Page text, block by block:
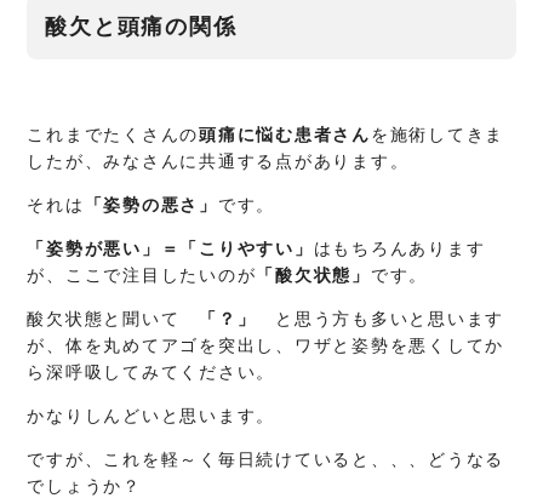
酸欠と頭痛の関係
これまでたくさんの頭痛に悩む患者さんを施術してきま
したが、みなさんに共通する点があります。
それは 「姿勢の悪さ」 です。
「姿勢が悪い」＝「こりやすい」 はもちろんあります
が、ここで注目したいのが 「酸欠状態」 です。
酸欠状態と聞いて 「？」
と思う方も多いと思います
が、体を丸めてアゴを突出し、ワザと姿勢を悪くしてか
ら深呼吸してみてください。
かなりしんどいと思います。
ですが、これを軽～く毎日続けていると、、、どうなる
でしょうか？